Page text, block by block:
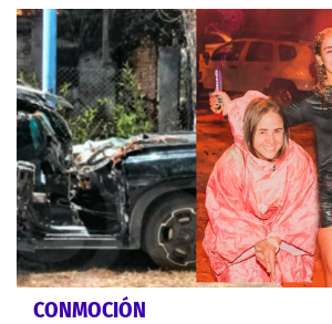
CONMOCIÓN